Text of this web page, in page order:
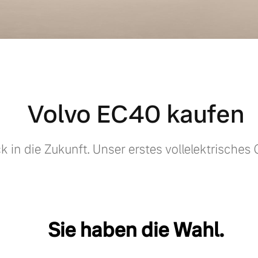
Volvo EC40 kaufen
in die Zukunft. Unser erstes vollelektrisches
Sie haben die Wahl.